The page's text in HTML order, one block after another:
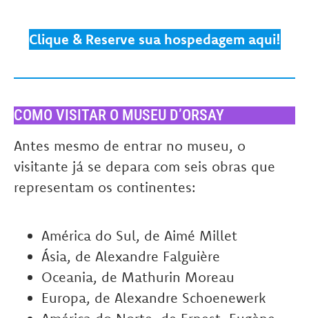
Clique & Reserve sua hospedagem aqui!
COMO VISITAR O MUSEU D’ORSAY
Antes mesmo de entrar no museu, o
visitante já se depara com seis obras que
representam os continentes:
América do Sul, de Aimé Millet
Ásia, de Alexandre Falguière
Oceania, de Mathurin Moreau
Europa, de Alexandre Schoenewerk